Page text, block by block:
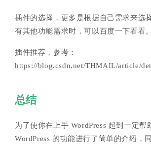
插件的选择，更多是根据自己需求来选
有其他功能需求时，可以百度一下看看。
插件推荐，参考：
https://blog.csdn.net/THMAIL/article/
总结
为了使你在上手 WordPress 起到一定帮
WordPress 的功能进行了简单的介绍，